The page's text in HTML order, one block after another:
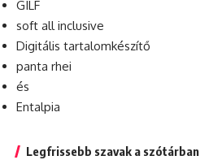
GILF
soft all inclusive
Digitális tartalomkészítő
panta rhei
és
Entalpia
Legfrissebb szavak a szótárban